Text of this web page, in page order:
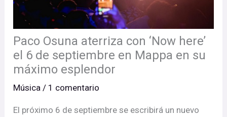
Paco Osuna aterriza con ‘Now here’
el 6 de septiembre en Mappa en su
máximo esplendor
Música / 1 comentario
El próximo 6 de septiembre se escribirá un nuevo